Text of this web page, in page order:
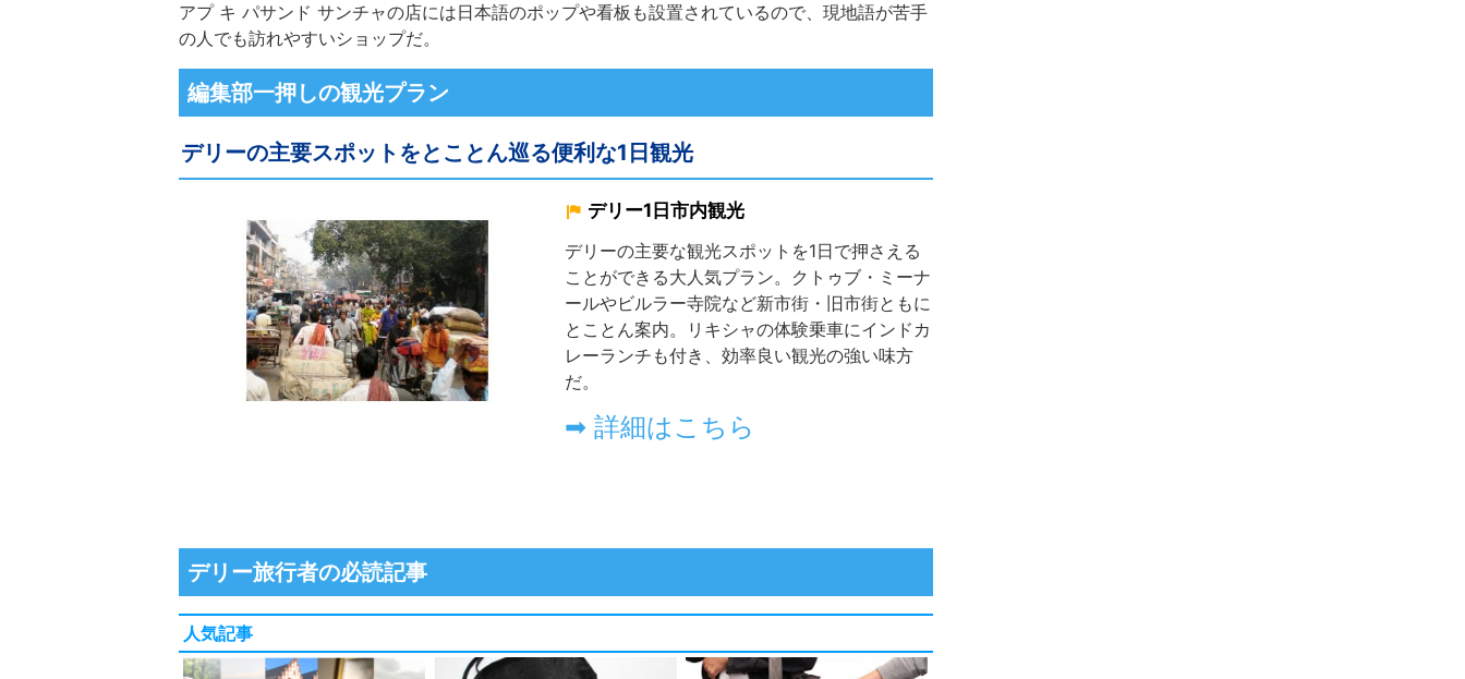
アプ キ パサンド サンチャの店には日本語のポップや看板も設置されているので、現地語が苦手
の人でも訪れやすいショップだ。
編集部一押しの観光プラン
デリーの主要スポットをとことん巡る便利な1日観光
デリー旅行者の必読記事
人気記事